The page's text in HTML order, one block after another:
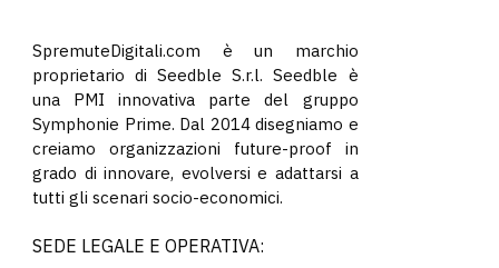
SpremuteDigitali.com è un marchio
proprietario di Seedble S.r.l. Seedble è
una PMI innovativa parte del gruppo
Symphonie Prime. Dal 2014 disegniamo e
creiamo organizzazioni future-proof in
grado di innovare, evolversi e adattarsi a
tutti gli scenari socio-economici.
SEDE LEGALE E OPERATIVA: